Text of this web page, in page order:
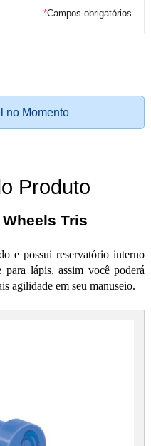
*Campos obrigatórios
no Momento
Produto
Tris
e possui reservatório interno
para lápis, assim você poder
agilidade em seu manuseio.